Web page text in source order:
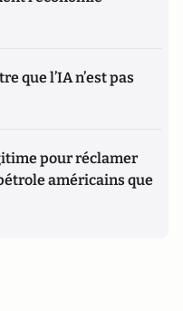
que l’IA n’est pas
pour réclamer
américains que